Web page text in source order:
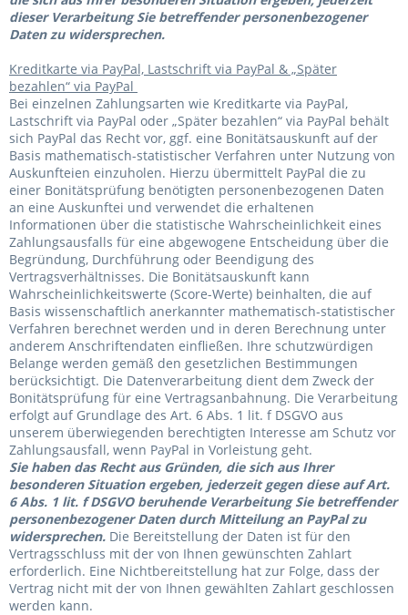
dieser Verarbeitung Sie betreffender personenbezogener
Daten zu widersprechen.
Kreditkarte via PayPal, Lastschrift via PayPal & „Später
bezahlen“ via PayPal
Bei einzelnen Zahlungsarten wie Kreditkarte via PayPal,
Lastschrift via PayPal oder „Später bezahlen“ via PayPal behält
sich PayPal das Recht vor, ggf. eine Bonitätsauskunft auf der
Basis mathematisch-statistischer Verfahren unter Nutzung von
Auskunfteien einzuholen. Hierzu übermittelt PayPal die zu
einer Bonitätsprüfung benötigten personenbezogenen Daten
an eine Auskunftei und verwendet die erhaltenen
Informationen über die statistische Wahrscheinlichkeit eines
Zahlungsausfalls für eine abgewogene Entscheidung über die
Begründung, Durchführung oder Beendigung des
Vertragsverhältnisses. Die Bonitätsauskunft kann
Wahrscheinlichkeitswerte (Score-Werte) beinhalten, die auf
Basis wissenschaftlich anerkannter mathematisch-statistischer
Verfahren berechnet werden und in deren Berechnung unter
anderem Anschriftendaten einfließen. Ihre schutzwürdigen
Belange werden gemäß den gesetzlichen Bestimmungen
berücksichtigt. Die Datenverarbeitung dient dem Zweck der
Bonitätsprüfung für eine Vertragsanbahnung. Die Verarbeitung
erfolgt auf Grundlage des Art. 6 Abs. 1 lit. f DSGVO aus
unserem überwiegenden berechtigten Interesse am Schutz vor
Zahlungsausfall, wenn PayPal in Vorleistung geht.
Sie haben das Recht aus Gründen, die sich aus Ihrer
besonderen Situation ergeben, jederzeit gegen diese auf Art.
6 Abs. 1 lit. f DSGVO beruhende Verarbeitung Sie betreffender
personenbezogener Daten durch Mitteilung an PayPal zu
widersprechen. Die Bereitstellung der Daten ist für den
Vertragsschluss mit der von Ihnen gewünschten Zahlart
erforderlich. Eine Nichtbereitstellung hat zur Folge, dass der
Vertrag nicht mit der von Ihnen gewählten Zahlart geschlossen
werden kann.